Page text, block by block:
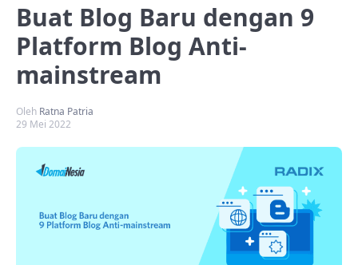
Buat Blog Baru dengan 9
Platform Blog Anti-
mainstream
Oleh Ratna Patria
29 Mei 2022